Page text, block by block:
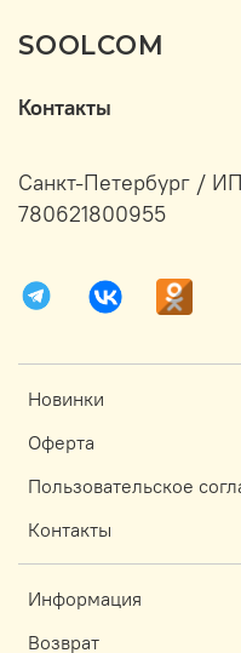
SOOLCOM
Новинки
Оферта
Пользовательское
Контакты
Информация
Возврат
Контакты
Санкт-Петербург /
780621800955